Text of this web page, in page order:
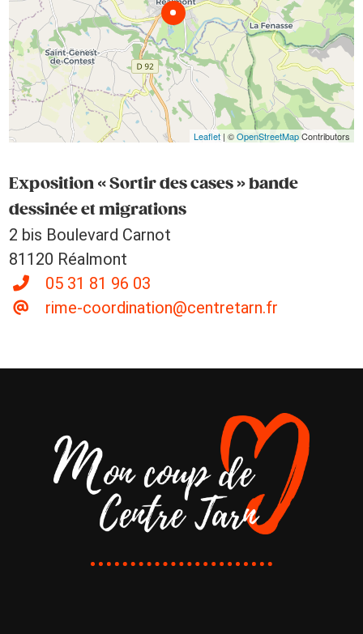
Leaflet| ©OpenStreetMapContributors
Exposition « Sortir des cases » bande
dessinée et migrations
2 bis Boulevard Carnot
81120 Réalmont
05 31 81 96 03
rime-coordination@centretarn.fr